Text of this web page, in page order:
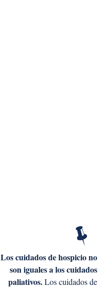
Los cuidados de hospicio no
son iguales a los cuidados
paliativos.Los cuidados de